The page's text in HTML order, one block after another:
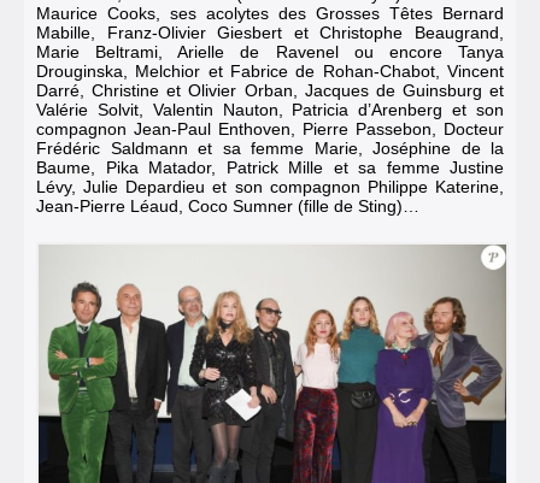
Maurice Cooks, ses acolytes des Grosses Têtes Bernard
Mabille, Franz-Olivier Giesbert et Christophe Beaugrand,
Marie Beltrami, Arielle de Ravenel ou encore Tanya
Drouginska, Melchior et Fabrice de Rohan-Chabot, Vincent
Darré, Christine et Olivier Orban, Jacques de Guinsburg et
Valérie Solvit, Valentin Nauton, Patricia d’Arenberg et son
compagnon Jean-Paul Enthoven, Pierre Passebon, Docteur
Frédéric Saldmann et sa femme Marie, Joséphine de la
Baume, Pika Matador, Patrick Mille et sa femme Justine
Lévy, Julie Depardieu et son compagnon Philippe Katerine,
Jean-Pierre Léaud, Coco Sumner (fille de Sting)…